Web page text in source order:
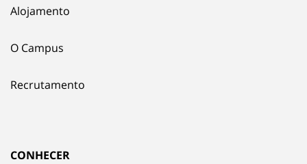
Alojamento
O Campus
Recrutamento
CONHECER